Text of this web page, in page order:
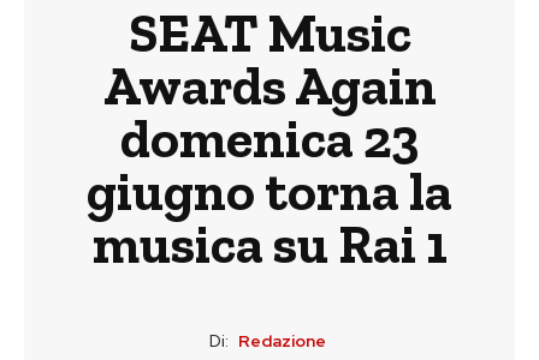
SEAT Music
Awards Again
domenica 23
giugno torna la
musica su Rai 1
Di: Redazione